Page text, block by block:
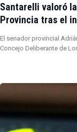
Santarelli valoró
Provincia tras el
El senador provincial
Concejo Deliberante de